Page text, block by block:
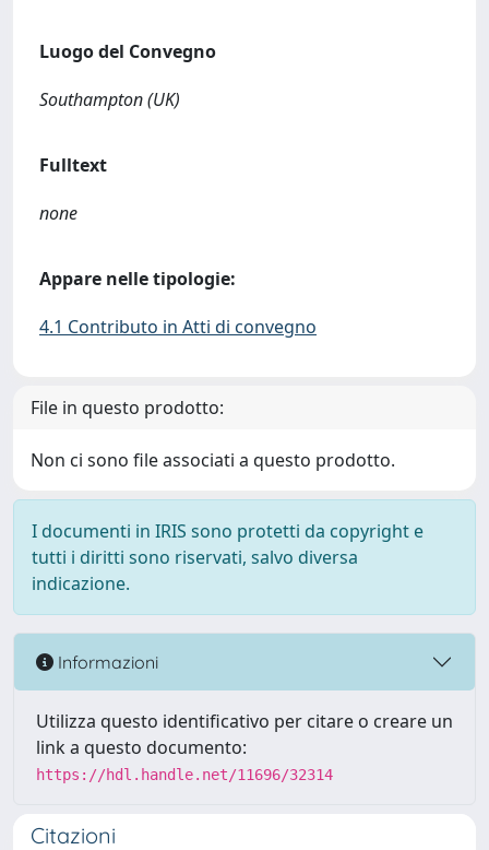
Luogo del Convegno
Southampton (UK)
Fulltext
none
Appare nelle tipologie:
4.1 Contributo in Atti di convegno
File in questo prodotto:
Non ci sono file associati a questo prodotto.
I documenti in IRIS sono protetti da copyright e
tutti i diritti sono riservati, salvo diversa
indicazione.
Informazioni
Utilizza questo identificativo per citare o creare un
link a questo documento:
https://hdl.handle.net/11696/32314
Citazioni